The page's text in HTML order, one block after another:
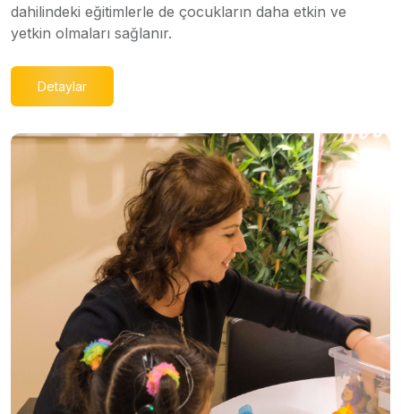
dahilindeki eğitimlerle de çocukların daha etkin ve
yetkin olmaları sağlanır.
Detaylar